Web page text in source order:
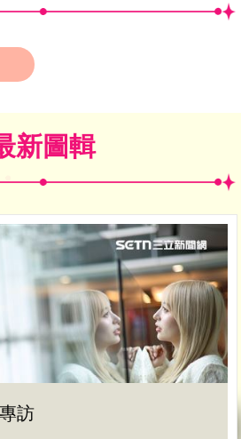
新圖輯
訪